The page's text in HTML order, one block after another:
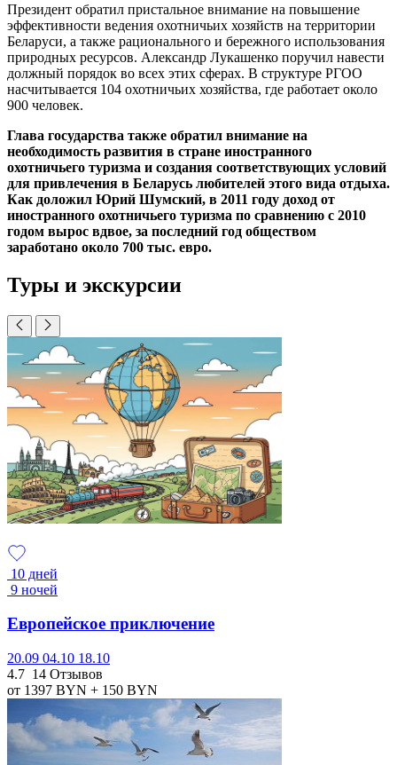
Президент обратил пристальное внимание на повышение
эффективности ведения охотничьих хозяйств на территории
Беларуси, а также рационального и бережного использования
природных ресурсов. Александр Лукашенко поручил навести
должный порядок во всех этих сферах. В структуре РГОО
насчитывается 104 охотничьих хозяйства, где работает около
900 человек.
Глава государства также обратил внимание на
необходимость развития в стране иностранного
охотничьего туризма и создания соответствующих условий
для привлечения в Беларусь любителей этого вида отдыха.
Как доложил Юрий Шумский, в 2011 году доход от
иностранного охотничьего туризма по сравнению с 2010
годом вырос вдвое, за последний год обществом
заработано около 700 тыс. евро.
Туры и экскурсии
10 дней
9 ночей
Европейское приключение
20.09 04.10 18.10
4.7 14 Отзывов
от 1397 BYN + 150 BYN